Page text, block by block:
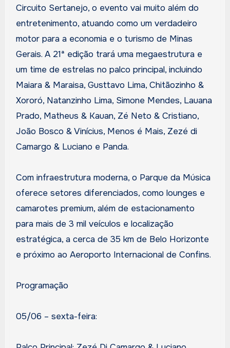
Circuito Sertanejo, o evento vai muito além do
entretenimento, atuando como um verdadeiro
motor para a economia e o turismo de Minas
Gerais. A 21ª edição trará uma megaestrutura e
um time de estrelas no palco principal, incluindo
Maiara & Maraisa, Gusttavo Lima, Chitãozinho &
Xororó, Natanzinho Lima, Simone Mendes, Lauana
Prado, Matheus & Kauan, Zé Neto & Cristiano,
João Bosco & Vinícius, Menos é Mais, Zezé di
Camargo & Luciano e Panda.
Com infraestrutura moderna, o Parque da Música
oferece setores diferenciados, como lounges e
camarotes premium, além de estacionamento
para mais de 3 mil veículos e localização
estratégica, a cerca de 35 km de Belo Horizonte
e próximo ao Aeroporto Internacional de Confins.
Programação
05/06 – sexta-feira: